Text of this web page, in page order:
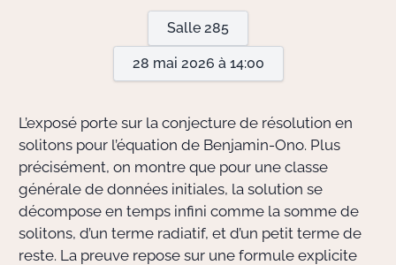
Bibliothèque
Informatique
Salle 285
28 mai 2026 à 14:00
L’exposé porte sur la conjecture de résolution en
solitons pour l’équation de Benjamin-Ono. Plus
précisément, on montre que pour une classe
générale de données initiales, la solution se
décompose en temps infini comme la somme de
solitons, d’un terme radiatif, et d’un petit terme de
reste. La preuve repose sur une formule explicite